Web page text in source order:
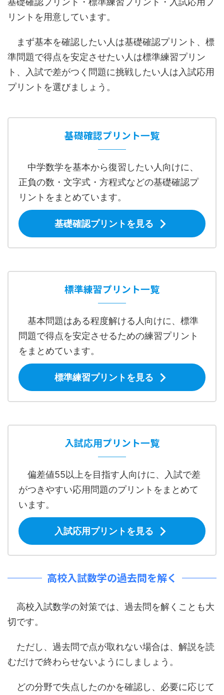
リントを用意しています。
まず基本を確認したい人は基礎確認プリント、標
準問題で得点を安定させたい人は標準練習プリン
ト、入試で差がつく問題に挑戦したい人は入試応用
プリントを選びましょう。
基礎確認プリント一覧
中学数学を基本から復習したい人向けに、
正負の数・文字式・方程式などの基礎確認プ
リントをまとめています。
基礎確認プリントを見る
標準練習プリント一覧
基本問題はある程度解ける人向けに、標準
問題で得点を安定させるための練習プリント
をまとめています。
標準練習プリントを見る
入試応用プリント一覧
偏差値55以上を目指す人向けに、入試で差
がつきやすい応用問題のプリントをまとめて
います。
入試応用プリントを見る
高校入試数学の過去問を解く
高校入試数学の対策では、過去問を解くことも大
切です。
ただし、過去問で点が取れない場合は、解説を読
むだけで終わらせないようにしましょう。
どの分野で失点したのかを確認し、必要に応じて